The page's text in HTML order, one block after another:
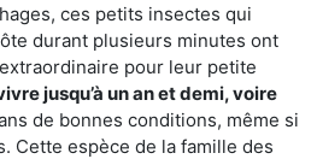
ces petits insectes qui
durant plusieurs minutes ont
pour leur petite
jusqu’à un an et demi, voire
de bonnes conditions, même si
Cette espèce de la famille des